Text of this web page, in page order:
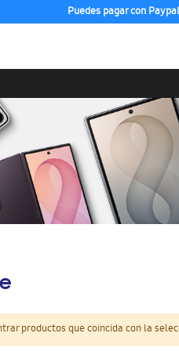
Puedes pagar con
productos que coincida con la